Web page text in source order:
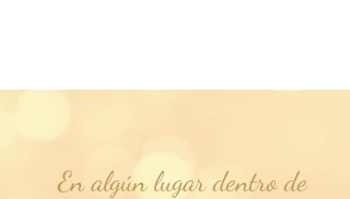
En algún lugar dentro de